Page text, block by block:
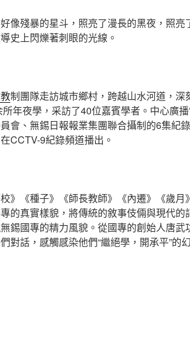
像殘暴的星斗，照亮了漫長的黑夜，照
史上閃爍著刺眼的光線。
制團隊走訪城市鄉村，跨越山水河道，深
年夜學，采訪了40位嘉賓學者。中心廣
會、無錫日報報業集團聯合攝制的6集
CCTV-9紀錄頻道播出。
》《種子》《師長教師》《內遷》《歲
的真實樣貌，將傳統的敘事伎倆與現代
錫國專的精力風貌。從國專的創始人唐
對話，感觸感染他們“繼絕學，開承平”的